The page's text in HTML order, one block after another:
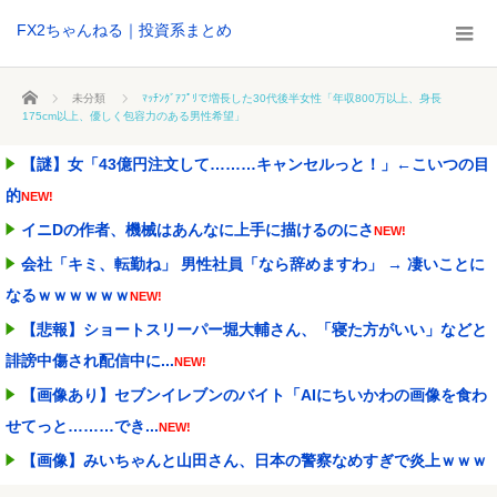
FX2ちゃんねる｜投資系まとめ
ホーム 未分類
ﾏｯﾁﾝｸﾞｱﾌﾟﾘで増長した30代後半女性「年収800万以上、身長
175cm以上、優しく包容力のある男性希望」
【謎】女「43億円注文して………キャンセルっと！」←こいつの目
的NEW!
イニDの作者、機械はあんなに上手に描けるのにさNEW!
会社「キミ、転勤ね」 男性社員「なら辞めますわ」 → 凄いことに
なるｗｗｗｗｗｗNEW!
【悲報】ショートスリーパー堀大輔さん、「寝た方がいい」などと
誹謗中傷され配信中に...NEW!
【画像あり】セブンイレブンのバイト「AIにちいかわの画像を食わ
せてっと………でき...NEW!
【画像】みいちゃんと山田さん、日本の警察なめすぎで炎上ｗｗｗ